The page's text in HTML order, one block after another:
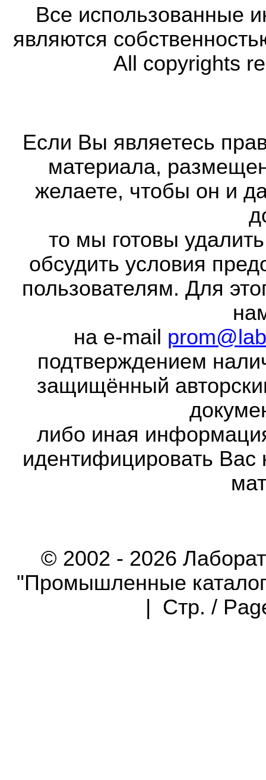
Все использованные
являются
All copyrights
Если Вы являетесь
материала,
желаете, чтобы он и
то мы готовы
обсудить условия
пользователям. Для
на e-mail
подтверждением
защищённый
либо иная
идентифицировать Вас
© 2002 - 2026
"Промышленные
| Стр. /